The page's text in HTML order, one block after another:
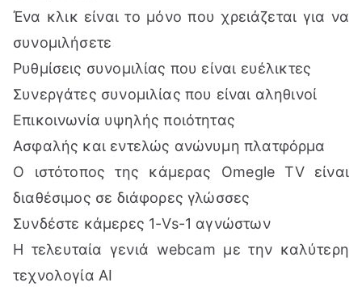
Ένα κλικ είναι το μόνο που χρειάζεται για να
συνομιλήσετε
Ρυθμίσεις συνομιλίας που είναι ευέλικτες
Συνεργάτες συνομιλίας που είναι αληθινοί
Επικοινωνία υψηλής ποιότητας
Ασφαλής και εντελώς ανώνυμη πλατφόρμα
Ο ιστότοπος της κάμερας Omegle TV είναι
διαθέσιμος σε διάφορες γλώσσες
Συνδέστε κάμερες 1-Vs-1 αγνώστων
Η τελευταία γενιά webcam με την καλύτερη
τεχνολογία AI